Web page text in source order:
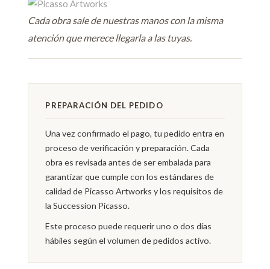
Cada obra sale de nuestras manos con la misma
atención que merece llegarla a las tuyas.
PREPARACIÓN DEL PEDIDO
Una vez confirmado el pago, tu pedido entra en
proceso de verificación y preparación. Cada
obra es revisada antes de ser embalada para
garantizar que cumple con los estándares de
calidad de Picasso Artworks y los requisitos de
la Succession Picasso.
Este proceso puede requerir uno o dos días
hábiles según el volumen de pedidos activo.